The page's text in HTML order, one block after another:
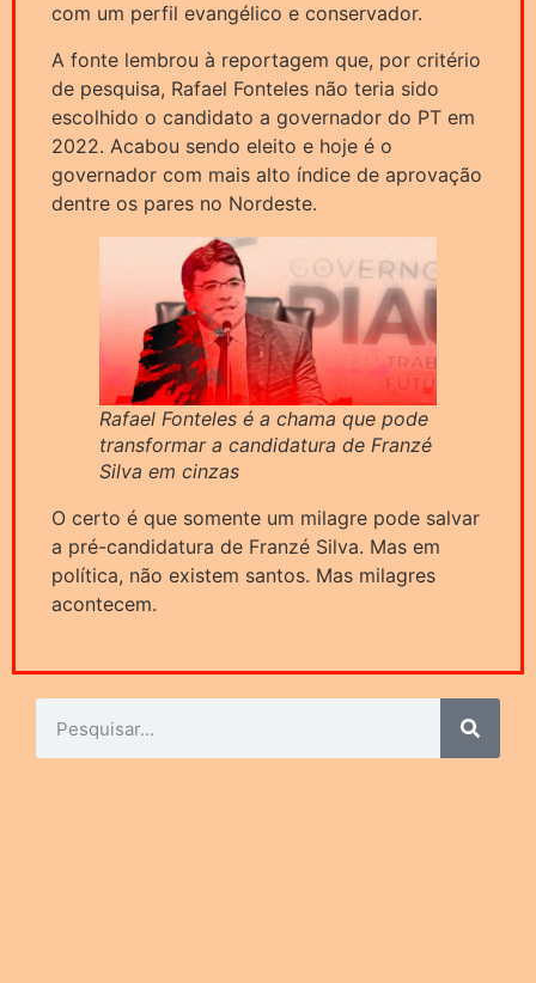
com um perfil evangélico e conservador.
A fonte lembrou à reportagem que, por critério
de pesquisa, Rafael Fonteles não teria sido
escolhido o candidato a governador do PT em
2022. Acabou sendo eleito e hoje é o
governador com mais alto índice de aprovação
dentre os pares no Nordeste.
Rafael Fonteles é a chama que pode
transformar a candidatura de Franzé
Silva em cinzas
O certo é que somente um milagre pode salvar
a pré-candidatura de Franzé Silva. Mas em
política, não existem santos. Mas milagres
acontecem.